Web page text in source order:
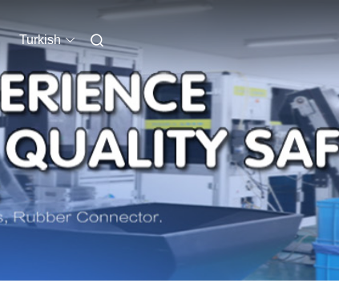
Turkish